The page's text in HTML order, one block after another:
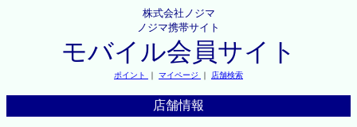
株式会社ノジマ
ノジマ携帯サイト
モバイル会員サイト
ポイント ｜ マイページ ｜ 店舗検索
店舗情報